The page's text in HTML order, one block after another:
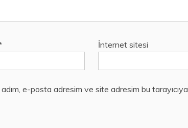
İnternet sitesi
e-posta adresim ve site adresim bu tarayıcıya